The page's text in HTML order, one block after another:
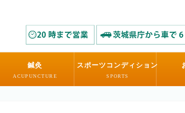
鍼灸
ACUPUNCTURE
スポーツコンディション
SPORTS